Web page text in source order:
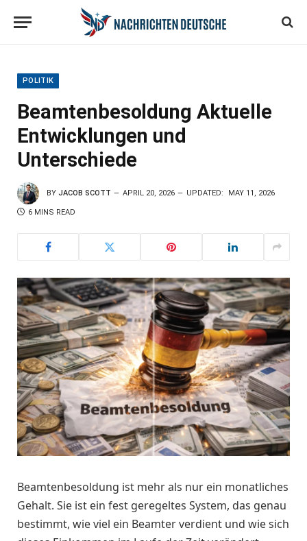
POLITIK
Beamtenbesoldung Aktuelle
Entwicklungen und
Unterschiede
BY JACOB SCOTT APRIL 20, 2026 UPDATED: MAY 11, 2026
6 MINS READ
Beamtenbesoldung ist mehr als nur ein monatliches
Gehalt. Sie ist ein fest geregeltes System, das genau
bestimmt, wie viel ein Beamter verdient und wie sich